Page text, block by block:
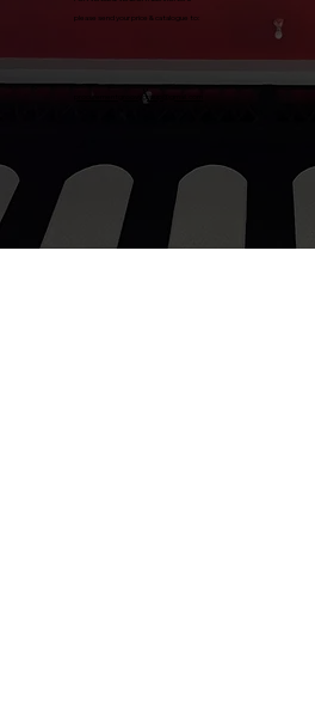
please send your price & catalogue to:
procurementgroovygroup@gmail.com